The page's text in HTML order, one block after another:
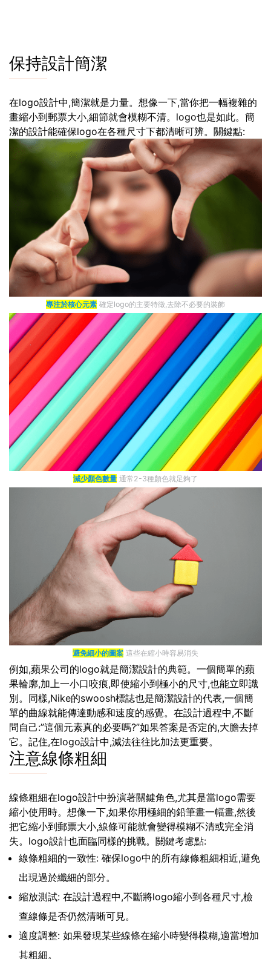
保持設計簡潔
在logo設計中,簡潔就是力量。想像一下,當你把一幅複雜的
畫縮小到郵票大小,細節就會模糊不清。logo也是如此。簡
潔的設計能確保logo在各種尺寸下都清晰可辨。關鍵點:
專注於核心元素 確定logo的主要特徵,去除不必要的裝飾
減少顏色數量 通常2-3種顏色就足夠了
避免細小的圖案 這些在縮小時容易消失
例如,蘋果公司的logo就是簡潔設計的典範。一個簡單的蘋
果輪廓,加上一小口咬痕,即使縮小到極小的尺寸,也能立即識
別。同樣,Nike的swoosh標誌也是簡潔設計的代表,一個簡
單的曲線就能傳達動感和速度的感覺。在設計過程中,不斷
問自己:”這個元素真的必要嗎?”如果答案是否定的,大膽去掉
它。記住,在logo設計中,減法往往比加法更重要。
注意線條粗細
線條粗細在logo設計中扮演著關鍵角色,尤其是當logo需要
縮小使用時。想像一下,如果你用極細的鉛筆畫一幅畫,然後
把它縮小到郵票大小,線條可能就會變得模糊不清或完全消
失。logo設計也面臨同樣的挑戰。關鍵考慮點:
線條粗細的一致性: 確保logo中的所有線條粗細相近,避免
出現過於纖細的部分。
縮放測試: 在設計過程中,不斷將logo縮小到各種尺寸,檢
查線條是否仍然清晰可見。
適度調整: 如果發現某些線條在縮小時變得模糊,適當增加
其粗細。